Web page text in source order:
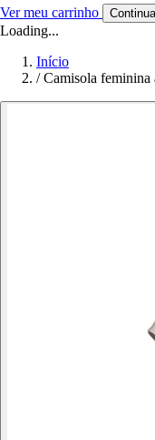
Ver meu carrinho
Loading...
Início
/ Camisola feminina